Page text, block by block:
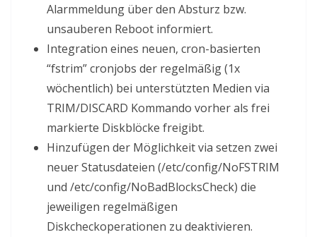
Alarmmeldung über den Absturz bzw.
unsauberen Reboot informiert.
Integration eines neuen, cron-basierten
“fstrim” cronjobs der regelmäßig (1x
wöchentlich) bei unterstützten Medien via
TRIM/DISCARD Kommando vorher als frei
markierte Diskblöcke freigibt.
Hinzufügen der Möglichkeit via setzen zwei
neuer Statusdateien (/etc/config/NoFSTRIM
und /etc/config/NoBadBlocksCheck) die
jeweiligen regelmäßigen
Diskcheckoperationen zu deaktivieren.